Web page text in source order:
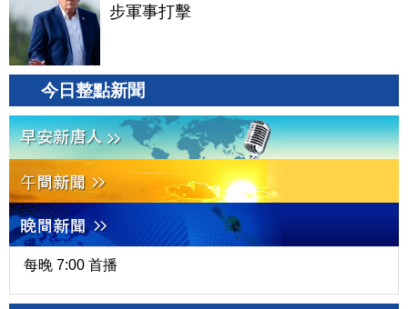
步軍事打擊
今日整點新聞
每晚 7:00 首播